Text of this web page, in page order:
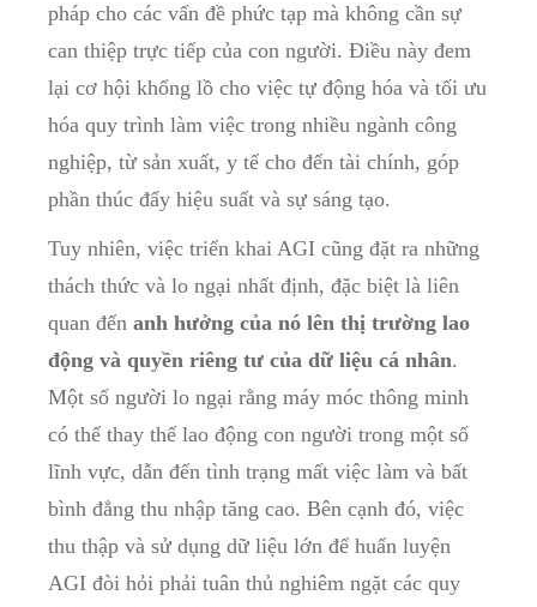
pháp cho các vấn đề phức tạp mà không cần sự
can thiệp trực tiếp của con người. Điều này đem
lại cơ hội khổng lồ cho việc tự động hóa và tối ưu
hóa quy trình làm việc trong nhiều ngành công
nghiệp, từ sản xuất, y tế cho đến tài chính, góp
phần thúc đẩy hiệu suất và sự sáng tạo.
Tuy nhiên, việc triển khai AGI cũng đặt ra những
thách thức và lo ngại nhất định, đặc biệt là liên
quan đến anh hưởng của nó lên thị trường lao
động và quyền riêng tư của dữ liệu cá nhân.
Một số người lo ngại rằng máy móc thông minh
có thể thay thế lao động con người trong một số
lĩnh vực, dẫn đến tình trạng mất việc làm và bất
bình đẳng thu nhập tăng cao. Bên cạnh đó, việc
thu thập và sử dụng dữ liệu lớn để huấn luyện
AGI đòi hỏi phải tuân thủ nghiêm ngặt các quy